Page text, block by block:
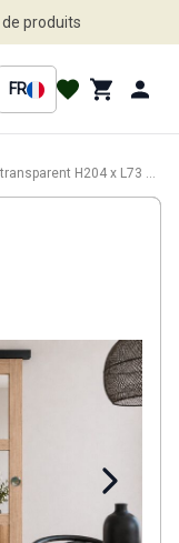
produits
FR
cm, rail bandeau noir, coquilles